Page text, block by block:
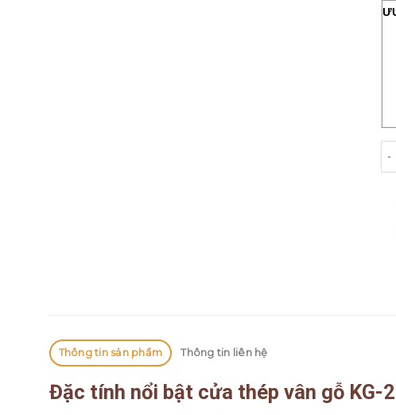
Thông tin sản phẩm Thông tin liên hệ
Đặc tính nổi bật cửa thép vân gỗ KG-